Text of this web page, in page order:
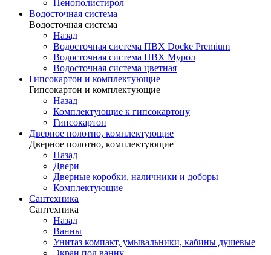
Пенополистирол
Водосточная система
Водосточная система
Назад
Водосточная система ПВХ Docke Premium
Водосточная система ПВХ Мурол
Водосточная система цветная
Гипсокартон и комплектующие
Гипсокартон и комплектующие
Назад
Комплектующие к гипсокартону
Гипсокартон
Дверное полотно, комплектующие
Дверное полотно, комплектующие
Назад
Двери
Дверные коробки, наличники и доборы
Комплектующие
Сантехника
Сантехника
Назад
Ванны
Унитаз компакт, умывальники, кабины душевые
Экран под ванну